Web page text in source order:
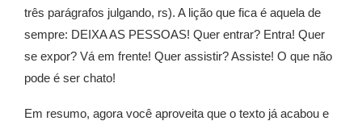
três parágrafos julgando, rs). A lição que fica é aquela de
sempre: DEIXA AS PESSOAS! Quer entrar? Entra! Quer
se expor? Vá em frente! Quer assistir? Assiste! O que não
pode é ser chato!
Em resumo, agora você aproveita que o texto já acabou e